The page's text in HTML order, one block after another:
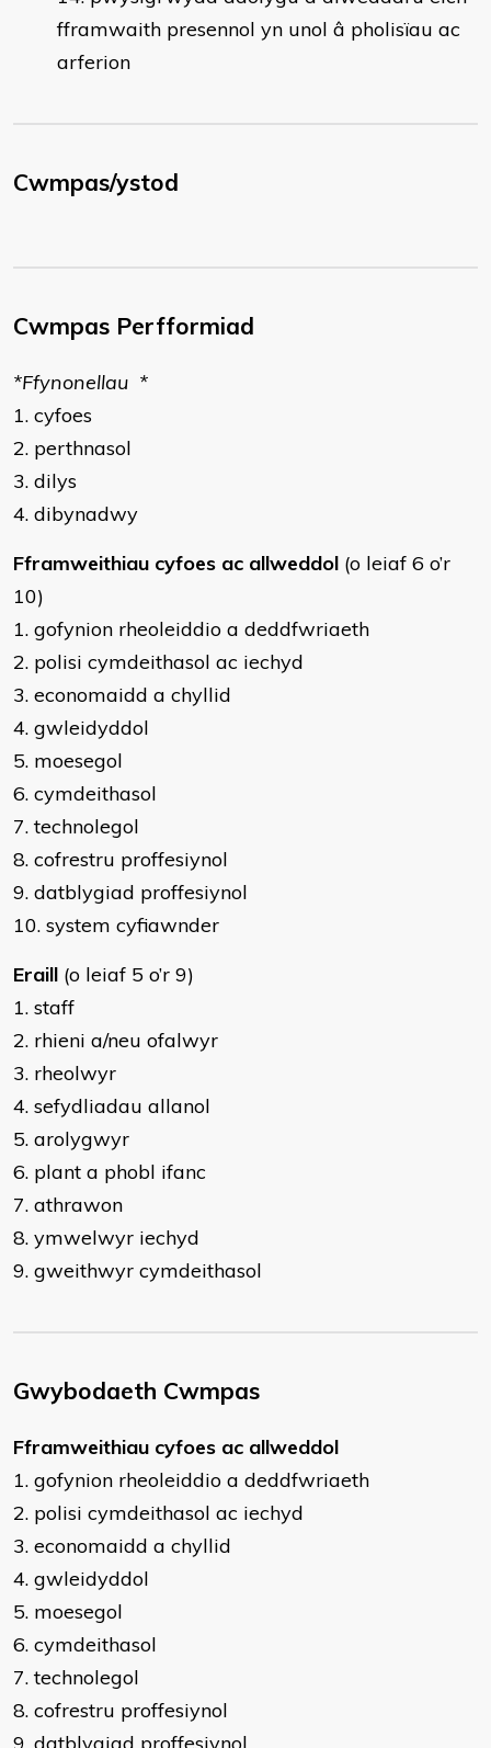
fframwaith presennol yn unol â pholisïau ac
arferion
Cwmpas/ystod
Cwmpas Perfformiad
*​Ffynonellau *
1. cyfoes
2. perthnasol
3. dilys
4. dibynadwy
Fframweithiau cyfoes ac allweddol (o leiaf 6 o’r
10)
1. gofynion rheoleiddio a deddfwriaeth
2. polisi cymdeithasol ac iechyd
3. economaidd a chyllid
4. gwleidyddol
5. moesegol
6. cymdeithasol
7. technolegol
8. cofrestru proffesiynol
9. datblygiad proffesiynol
10. system cyfiawnder
Eraill (o leiaf 5 o’r 9)
1. staff
2. rhieni a/neu ofalwyr
3. rheolwyr
4. sefydliadau allanol
5. arolygwyr
6. plant a phobl ifanc
7. athrawon
8. ymwelwyr iechyd
9. gweithwyr cymdeithasol
Gwybodaeth Cwmpas
​Fframweithiau cyfoes ac allweddol
1. gofynion rheoleiddio a deddfwriaeth
2. polisi cymdeithasol ac iechyd
3. economaidd a chyllid
4. gwleidyddol
5. moesegol
6. cymdeithasol
7. technolegol
8. cofrestru proffesiynol